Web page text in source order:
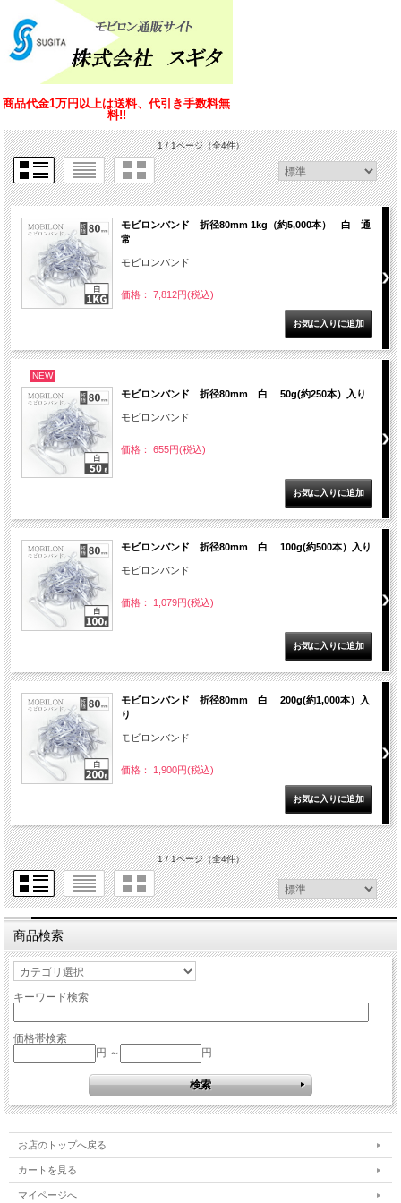
商品代金1万円以上は送料、代引き手数料無
料!!
1 / 1ページ（全4件）
モビロンバンド 折径80mm 1kg（約5,000本） 白 通
常
モビロンバンド
価格： 7,812円(税込)
NEW
モビロンバンド 折径80mm 白 50g(約250本）入り
モビロンバンド
価格： 655円(税込)
モビロンバンド 折径80mm 白 100g(約500本）入り
モビロンバンド
価格： 1,079円(税込)
モビロンバンド 折径80mm 白 200g(約1,000本）入
り
モビロンバンド
価格： 1,900円(税込)
1 / 1ページ（全4件）
商品検索
キーワード検索
価格帯検索
円 ～
円
お店のトップへ戻る
カートを見る
マイページへ